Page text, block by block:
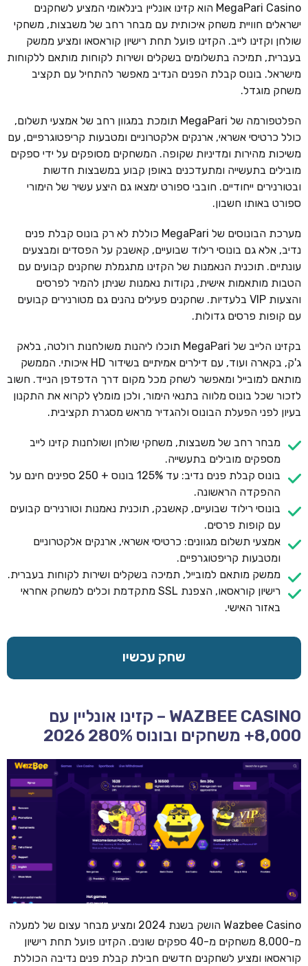
MegaPari Casino הוא קזינו אונליין בינלאומי המציע לשחקנים
ישראלים חוויית משחק איכותית עם מבחר רחב של משבצות, משחקי
שולחן וקזינו לייב. הקזינו פועל תחת רישיון קוראסאו ומציע ממשק
בעברית, תמיכה בתשלומים בשקלים ושירות לקוחות מותאם ללקוחות
מישראל. בונוס קבלת הפנים הנדיב מאפשר להתחיל עם תקציב
משחק מוגדל.
הפלטפורמה של MegaPari תומכת במגוון רחב של אמצעי תשלום,
כולל כרטיסי אשראי, ארנקים אלקטרוניים ומטבעות קריפטוגרפיים, עם
משיכות מהירות ומדיניות שקופה. המשחקים מסופקים על ידי ספקים
מובילים בתעשייה ומתעדכנים באופן קבוע במשבצות חדשות
ובטורנירים ייחודיים. חובבי ספורט ימצאו גם היצע עשיר של הימורי
ספורט באותו חשבון.
מערכת הבונוסים של MegaPari כוללת לא רק בונוס קבלת פנים
נדיב, אלא גם בונוסי רילוד שבועיים, קאשבק על הפסדים ומבצעים
עונתיים. תוכנית הנאמנות של הקזינו מתגמלת שחקנים קבועים עם
הטבות מותאמות אישית, נקודות נאמנות שניתן להמיר לפרסים
והצעות VIP בלעדיות. שחקנים פעילים נהנים גם מטורנירים קבועים
עם קופות פרסים גדולות.
בקזינו הלייב של MegaPari תוכלו ליהנות משולחנות רולטה, בלאק
ג'ק, בקארה ועוד, עם דילרים אמיתיים בשידור HD איכותי. הממשק
מותאם למובייל ומאפשר לשחק מכל מקום דרך הדפדפן הנייד. חשוב
לזכור שכל בונוס מלווה בתנאי הימור, ולכן מומלץ לקרוא את התקנון
בעיון לפני הפעלת הבונוס ולהגדיר מראש מסגרת תקציבית.
מבחר רחב של משבצות, משחקי שולחן ושולחנות קזינו לייב
מספקים מובילים בתעשייה.
בונוס קבלת פנים נדיב: עד 125% בונוס + 250 ספינים חינם על
ההפקדה הראשונה.
בונוסי רילוד שבועיים, קאשבק, תוכנית נאמנות וטורנירים קבועים
עם קופות פרסים.
אמצעי תשלום מגוונים: כרטיסי אשראי, ארנקים אלקטרוניים
ומטבעות קריפטוגרפיים.
ממשק מותאם למובייל, תמיכה בשקלים ושירות לקוחות בעברית.
רישיון קוראסאו, הצפנת SSL מתקדמת וכלים למשחק אחראי
באזור האישי.
שחק עכשיו
WAZBEE CASINO – קזינו אונליין עם
8,000+ משחקים ובונוס 280% 2026
Wazbee Casino הושק בשנת 2024 ומציע מבחר עצום של למעלה
מ-8,000 משחקים מ-40 ספקים שונים. הקזינו פועל תחת רישיון
קוראסאו ומציע לשחקנים חדשים חבילת קבלת פנים נדיבה הכוללת